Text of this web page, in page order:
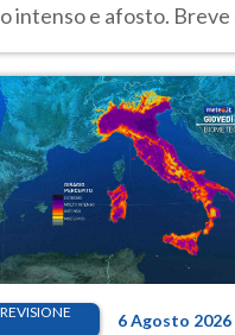
intenso e afosto.
6 Agosto 2026